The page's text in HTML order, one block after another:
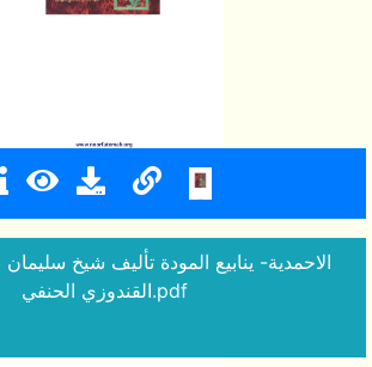
القندوزي الحنفي.pdf